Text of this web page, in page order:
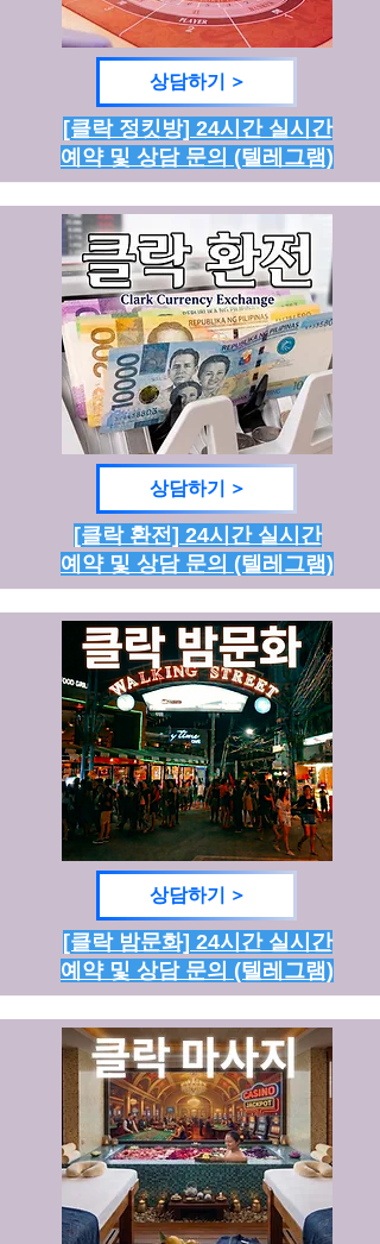
상담하기 >
[클락 정킷방] 24시간 실시간
예약 및 상담 문의 (텔레그램)
상담하기 >
[클락 환전] 24시간 실시간
예약 및 상담 문의 (텔레그램)
상담하기 >
[클락 밤문화] 24시간 실시간
예약 및 상담 문의 (텔레그램)